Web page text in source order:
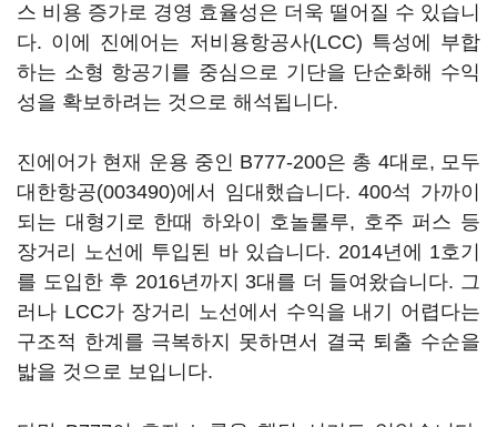
스 비용 증가로 경영 효율성은 더욱 떨어질 수 있습니
다. 이에 진에어는 저비용항공사(LCC) 특성에 부합
하는 소형 항공기를 중심으로 기단을 단순화해 수익
성을 확보하려는 것으로 해석됩니다.
진에어가 현재 운용 중인 B777-200은 총 4대로, 모두
대한항공(003490)에서 임대했습니다. 400석 가까이
되는 대형기로 한때 하와이 호놀룰루, 호주 퍼스 등
장거리 노선에 투입된 바 있습니다. 2014년에 1호기
를 도입한 후 2016년까지 3대를 더 들여왔습니다. 그
러나 LCC가 장거리 노선에서 수익을 내기 어렵다는
구조적 한계를 극복하지 못하면서 결국 퇴출 수순을
밟을 것으로 보입니다.